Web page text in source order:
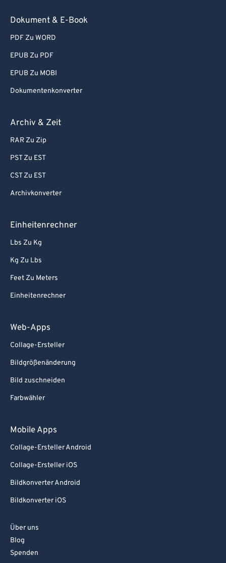
Dokument & E-Book
PDF Zu WORD
EPUB Zu PDF
EPUB Zu MOBI
Dokumentenkonverter
Archiv & Zeit
RAR Zu Zip
PST Zu EST
CST Zu EST
Archivkonverter
Einheitenrechner
Lbs Zu Kg
Kg Zu Lbs
Feet Zu Meters
Einheitenrechner
Web-Apps
Collage-Ersteller
Bildgrößenänderung
Bild zuschneiden
Farbwähler
Mobile Apps
Collage-Ersteller Android
Collage-Ersteller iOS
Bildkonverter Android
Bildkonverter iOS
Über uns
Blog
Spenden